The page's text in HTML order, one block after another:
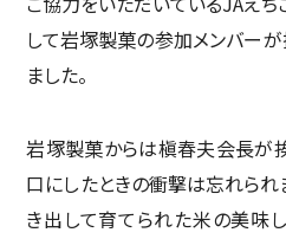
して岩塚製菓の参加メンバーが
ました。
岩塚製菓からは槇春夫会長が
口にしたときの衝撃は忘れられ
き出して育てられた米の美味